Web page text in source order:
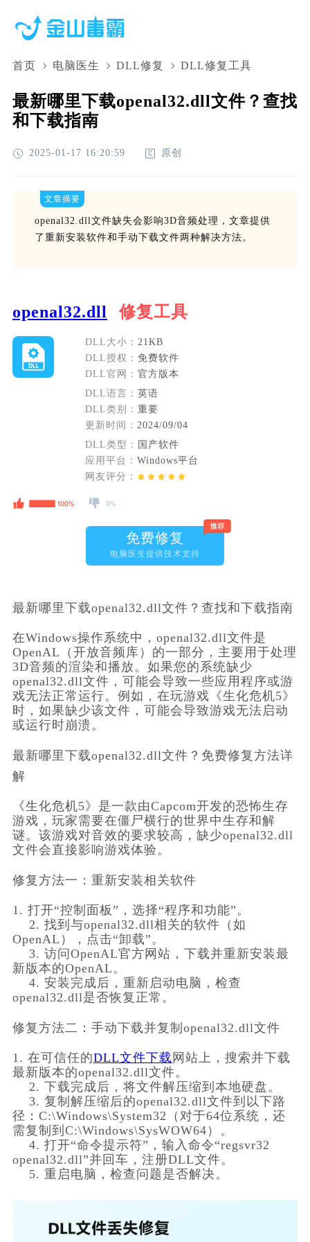
首页 电脑医生 DLL修复 DLL修复工具
最新哪里下载openal32.dll文件？查找
和下载指南
2025-01-17 16:20:59 原创
文章摘要
openal32.dll文件缺失会影响3D音频处理，文章提供
了重新安装软件和手动下载文件两种解决方法。
openal32.dll 修复工具
DLL大小： 21KB
DLL授权： 免费软件
DLL官网： 官方版本
DLL语言： 英语
DLL类别： 重要
更新时间： 2024/09/04
DLL类型：
国产软件
应用平台： Windows平台
网友评分：
免费修复
电脑医生提供技术支持
最新哪里下载openal32.dll文件？查找和下载指南
在Windows操作系统中，openal32.dll文件是
OpenAL（开放音频库）的一部分，主要用于处理
3D音频的渲染和播放。如果您的系统缺少
openal32.dll文件，可能会导致一些应用程序或游
戏无法正常运行。例如，在玩游戏《生化危机5》
时，如果缺少该文件，可能会导致游戏无法启动
或运行时崩溃。
最新哪里下载openal32.dll文件？免费修复方法详
解
《生化危机5》是一款由Capcom开发的恐怖生存
游戏，玩家需要在僵尸横行的世界中生存和解
谜。该游戏对音效的要求较高，缺少openal32.dll
文件会直接影响游戏体验。
修复方法一：重新安装相关软件
1. 打开“控制面板”，选择“程序和功能”。
OpenAL），点击“卸载”。
新版本的OpenAL。
openal32.dll是否恢复正常。
修复方法二：手动下载并复制openal32.dll文件
1. 在可信任的DLL文件下载 网站上，搜索并下载
最新版本的openal32.dll文件。
    2. 下载完成后，将文件解压缩到本地硬盘。
径：C:\Windows\System32（对于64位系统，还
需复制到C:\Windows\SysWOW64）。
openal32.dll”并回车，注册DLL文件。
    5. 重启电脑，检查问题是否解决。